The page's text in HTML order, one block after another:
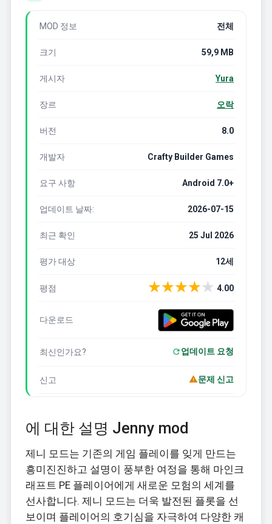
MOD 정보 전체
크기 59,9 MB
게시자 Yura
장르 오락
버전 8.0
개발자 Crafty Builder Games
요구 사항 Android 7.0+
업데이트 날짜: 2026-07-15
최근 확인 25 Jul 2026
평가 대상 12세
평점 ★★★★★ 4.00
다운로드
최신인가요? 업데이트 요청
신고 문제 신고
에 대한 설명 Jenny mod
제니 모드는 기존의 게임 플레이를 잊게 만드는
흥미진진하고 설명이 풍부한 여정을 통해 마인크
래프트 PE 플레이어에게 새로운 모험의 세계를
선사합니다. 제니 모드는 더욱 발전된 플롯을 선
보이며 플레이어의 호기심을 자극하여 다양한 캐